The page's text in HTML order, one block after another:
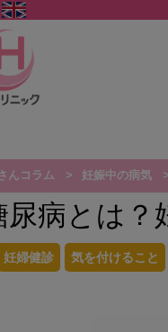
んコラム 妊娠中の病気
尿病とは？
妊婦健診 気を付けること